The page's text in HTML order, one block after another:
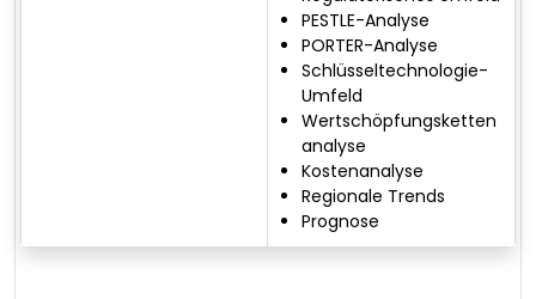
PESTLE-Analyse
PORTER-Analyse
Schlüsseltechnologie-
Umfeld
Wertschöpfungsketten
analyse
Kostenanalyse
Regionale Trends
Prognose